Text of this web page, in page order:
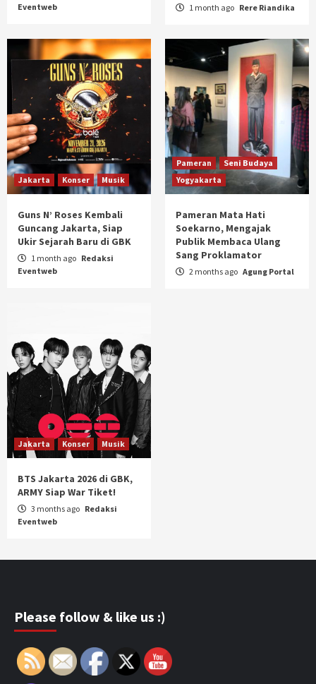
Eventweb
1 month ago Rere Riandika
Jakarta Konser Musik
Guns N’ Roses Kembali
Guncang Jakarta, Siap
Ukir Sejarah Baru di GBK
1 month ago Redaksi
Eventweb
Pameran
Seni Budaya
Yogyakarta
Pameran Mata Hati
Soekarno, Mengajak
Publik Membaca Ulang
Sang Proklamator
2 months ago Agung Portal
Jakarta Konser Musik
BTS Jakarta 2026 di GBK,
ARMY Siap War Tiket!
3 months ago Redaksi
Eventweb
Please follow & like us :)